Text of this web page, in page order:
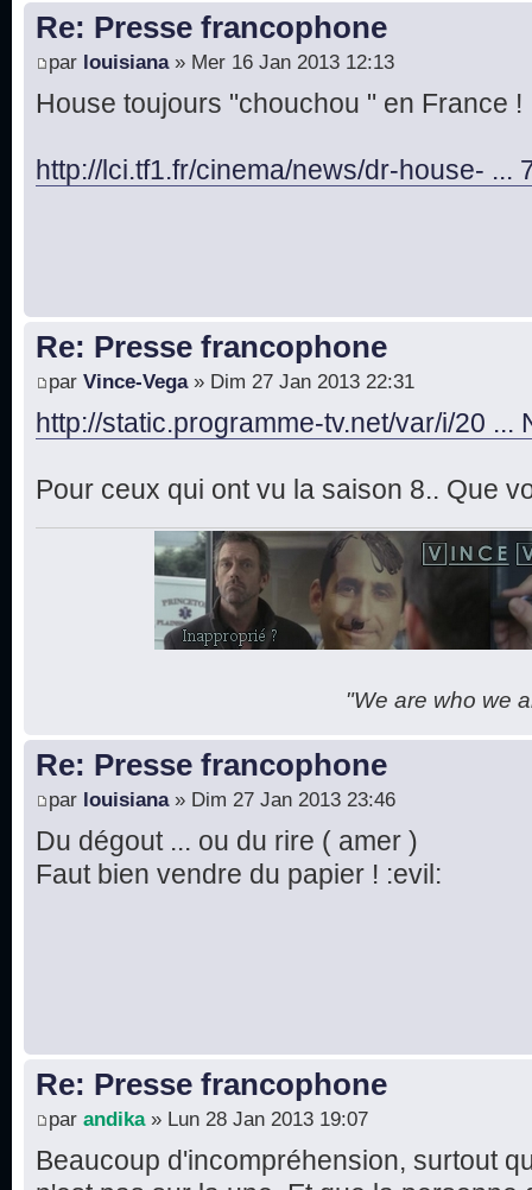
Re: Presse francophone
par louisiana» Mer 16 Jan 2013 12:13
House toujours "chouchou " en France !
http://lci.tf1.fr/cinema/news/dr-house- ...
Re: Presse francophone
par Vince-Vega» Dim 27 Jan 2013 22:31
http://static.programme-tv.net/var/i/20 ...
Pour ceux qui ont vu la saison 8.. Que
"We are who we
Re: Presse francophone
par louisiana» Dim 27 Jan 2013 23:46
Du dégout ... ou du rire ( amer )
Faut bien vendre du papier ! :evil:
Re: Presse francophone
par andika» Lun 28 Jan 2013 19:07
Beaucoup d'incompréhension, surtout